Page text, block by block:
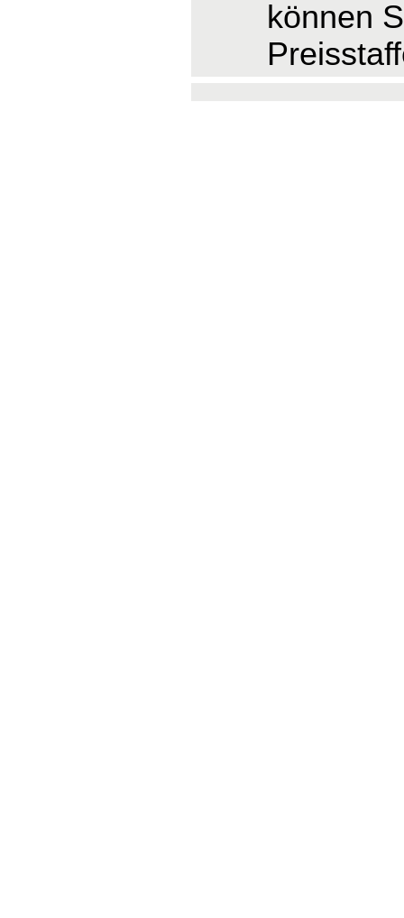
können